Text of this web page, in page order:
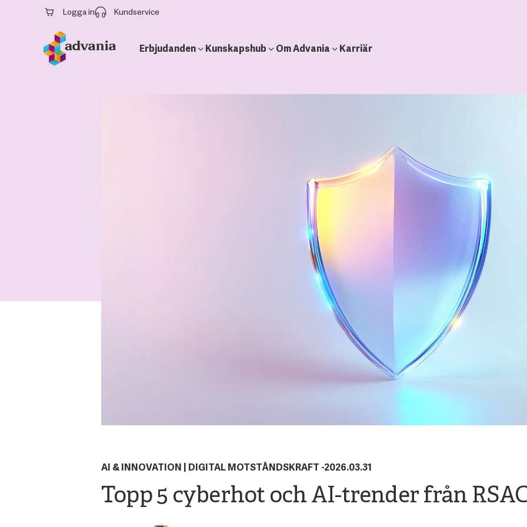
Logga in Kundservice
Erbjudanden Kunskapshub Om Advania Karriär
AI & INNOVATION | DIGITAL MOTSTÅNDSKRAFT -2026.03.31
Topp 5 cyberhot och AI-trender från